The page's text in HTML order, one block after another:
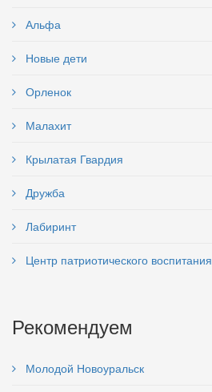
Альфа
Новые дети
Орленок
Малахит
Крылатая Гвардия
Дружба
Лабиринт
Центр патриотического воспитания
Рекомендуем
Молодой Новоуральск